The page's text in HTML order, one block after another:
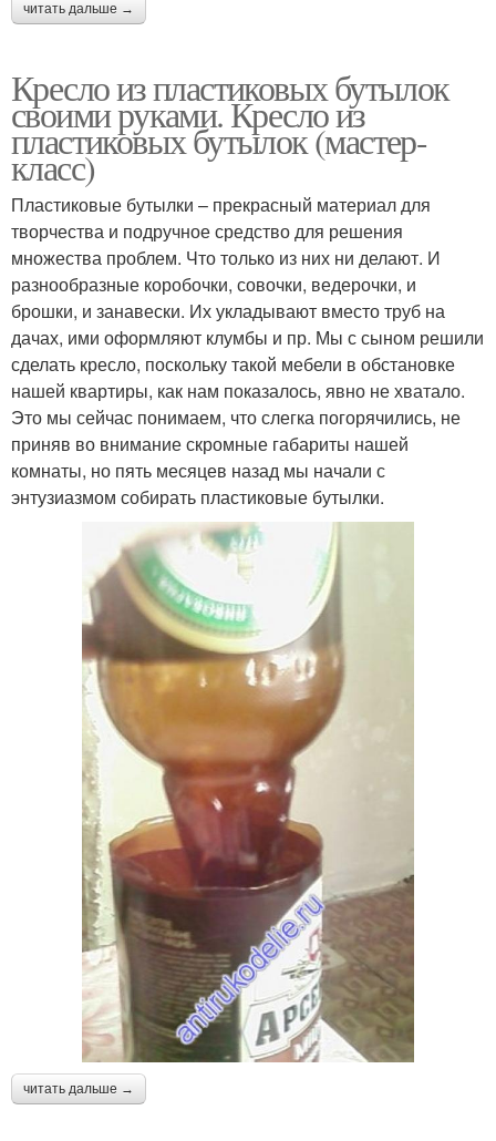
читать дальше →
Кресло из пластиковых бутылок
своими руками. Кресло из
пластиковых бутылок (мастер-
класс)
Пластиковые бутылки – прекрасный материал для
творчества и подручное средство для решения
множества проблем. Что только из них ни делают. И
разнообразные коробочки, совочки, ведерочки, и
брошки, и занавески. Их укладывают вместо труб на
дачах, ими оформляют клумбы и пр. Мы с сыном решили
сделать кресло, поскольку такой мебели в обстановке
нашей квартиры, как нам показалось, явно не хватало.
Это мы сейчас понимаем, что слегка погорячились, не
приняв во внимание скромные габариты нашей
комнаты, но пять месяцев назад мы начали с
энтузиазмом собирать пластиковые бутылки.
читать дальше →